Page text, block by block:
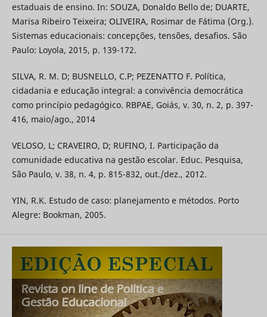
estaduais de ensino. In: SOUZA, Donaldo Bello de; DUARTE,
Marisa Ribeiro Teixeira; OLIVEIRA, Rosimar de Fátima (Org.).
Sistemas educacionais: concepções, tensões, desafios. São
Paulo: Loyola, 2015, p. 139-172.
SILVA, R. M. D; BUSNELLO, C.P; PEZENATTO F. Política,
cidadania e educação integral: a convivência democrática
como princípio pedagógico. RBPAE, Goiás, v. 30, n. 2, p. 397-
416, maio/ago., 2014
VELOSO, L; CRAVEIRO, D; RUFINO, I. Participação da
comunidade educativa na gestão escolar. Educ. Pesquisa,
São Paulo, v. 38, n. 4, p. 815-832, out./dez., 2012.
YIN, R.K. Estudo de caso: planejamento e métodos. Porto
Alegre: Bookman, 2005.